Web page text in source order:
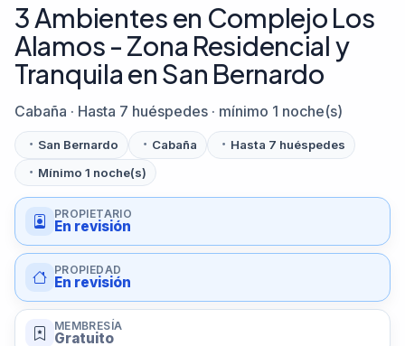
3 Ambientes en Complejo Los
Alamos - Zona Residencial y
Tranquila en San Bernardo
Cabaña · Hasta 7 huéspedes · mínimo 1 noche(s)
San Bernardo Cabaña
Hasta 7 huéspedes
Mínimo 1 noche(s)
PROPIETARIO
En revisión
PROPIEDAD
En revisión
MEMBRESÍA
Gratuito